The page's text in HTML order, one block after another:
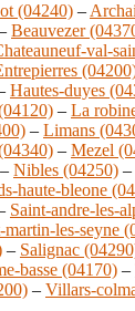
(04240) –
Beauvezer
val-
Hautes-duyes
– La
– Limans
– Mezel
– Nibles (04250) –
haute-bleone
Saint-andre-les-
martin-les-seyne
– Salignac
basse (04170) –
– Villars-